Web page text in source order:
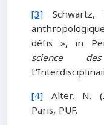
[3]
défis », in
science
[4] Alter, N.
Paris, PUF.